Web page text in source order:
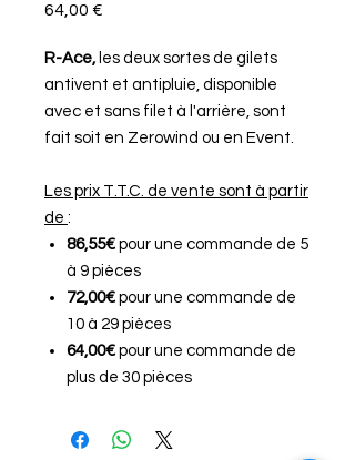
64,00 €
R-Ace,les deux sortes de gilets
antivent et antipluie, disponible
avec et sans filet à l'arrière, sont
fait soit en Zerowind ou en Event.
Les prix T.T.C. de vente sont à partir
de :
86,55€ pour une commande de 5
à 9 pièces
72,00€ pour une commande de
10 à 29 pièces
64,00€ pour une commande de
plus de 30 pièces